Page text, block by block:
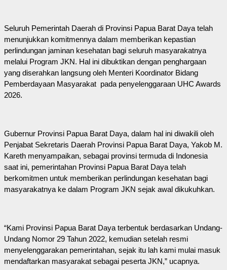
Seluruh Pemerintah Daerah di Provinsi Papua Barat Daya telah
menunjukkan komitmennya dalam memberikan kepastian
perlindungan jaminan kesehatan bagi seluruh masyarakatnya
melalui Program JKN. Hal ini dibuktikan dengan penghargaan
yang diserahkan langsung oleh Menteri Koordinator Bidang
Pemberdayaan Masyarakat pada penyelenggaraan UHC Awards
2026.
Gubernur Provinsi Papua Barat Daya, dalam hal ini diwakili oleh
Penjabat Sekretaris Daerah Provinsi Papua Barat Daya, Yakob M.
Kareth menyampaikan, sebagai provinsi termuda di Indonesia
saat ini, pemerintahan Provinsi Papua Barat Daya telah
berkomitmen untuk memberikan perlindungan kesehatan bagi
masyarakatnya ke dalam Program JKN sejak awal dikukuhkan.
“Kami Provinsi Papua Barat Daya terbentuk berdasarkan Undang-
Undang Nomor 29 Tahun 2022, kemudian setelah resmi
menyelenggarakan pemerintahan, sejak itu lah kami mulai masuk
mendaftarkan masyarakat sebagai peserta JKN,” ucapnya.